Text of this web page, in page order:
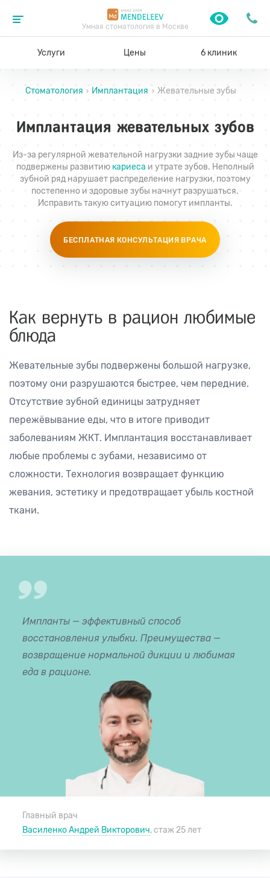
Умная стоматология в Москве
Услуги Цены 6 клиник
Стоматология › Имплантация › Жевательные зубы
Имплантация жевательных зубов
Из-за регулярной жевательной нагрузки задние зубы чаще
подвержены развитию кариеса и утрате зубов. Неполный
зубной ряд нарушает распределение нагрузки, поэтому
постепенно и здоровые зубы начнут разрушаться.
Исправить такую ситуацию помогут импланты.
БЕСПЛАТНАЯ КОНСУЛЬТАЦИЯ ВРАЧА
Как вернуть в рацион любимые
блюда
Жевательные зубы подвержены большой нагрузке,
поэтому они разрушаются быстрее, чем передние.
Отсутствие зубной единицы затрудняет
пережёвывание еды, что в итоге приводит
заболеваниям ЖКТ. Имплантация восстанавливает
любые проблемы с зубами, независимо от
сложности. Технология возвращает функцию
жевания, эстетику и предотвращает убыль костной
ткани.
Импланты — эффективный способ
восстановления улыбки. Преимущества —
возвращение нормальной дикции и любимая
еда в рационе.
Главный врач
Василенко Андрей Викторович, стаж 25 лет